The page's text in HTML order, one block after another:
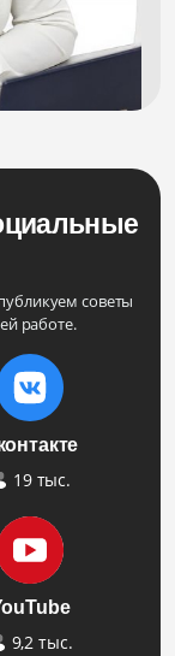
советы
работе.
19 тыс.
9,2 тыс.